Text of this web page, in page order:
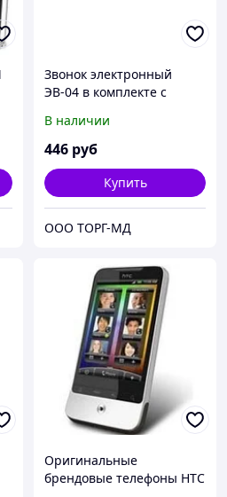
Звонок электронный
ЭВ-04 в комплекте с
УХЛ4.2, 220В, 8А, IP20,
88*70*37мм белый/п
В наличии
446 руб
Купить
ООО ТОРГ-МД
Оригинальные
брендовые телефоны HTC